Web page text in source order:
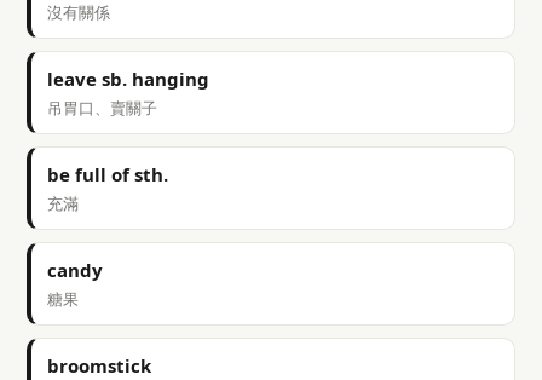
沒有關係
leave sb. hanging
吊胃口、賣關子
be full of sth.
充滿
candy
糖果
broomstick